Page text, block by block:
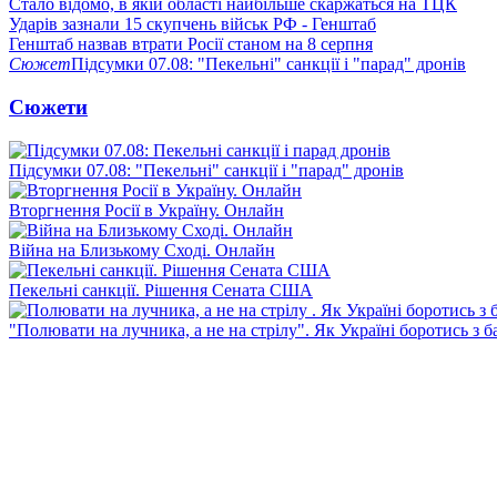
Стало відомо, в якій області найбільше скаржаться на ТЦК
Ударів зазнали 15 скупчень військ РФ - Генштаб
Генштаб назвав втрати Росії станом на 8 серпня
СюжетПідсумки 07.08: "Пекельні" санкції і "парад" дронів
Сюжети
Підсумки 07.08: "Пекельні" санкції і "парад" дронів
Вторгнення Росії в Україну. Онлайн
Війна на Близькому Сході. Онлайн
Пекельні санкції. Рішення Сената США
"Полювати на лучника, а не на стрілу". Як Україні боротись з